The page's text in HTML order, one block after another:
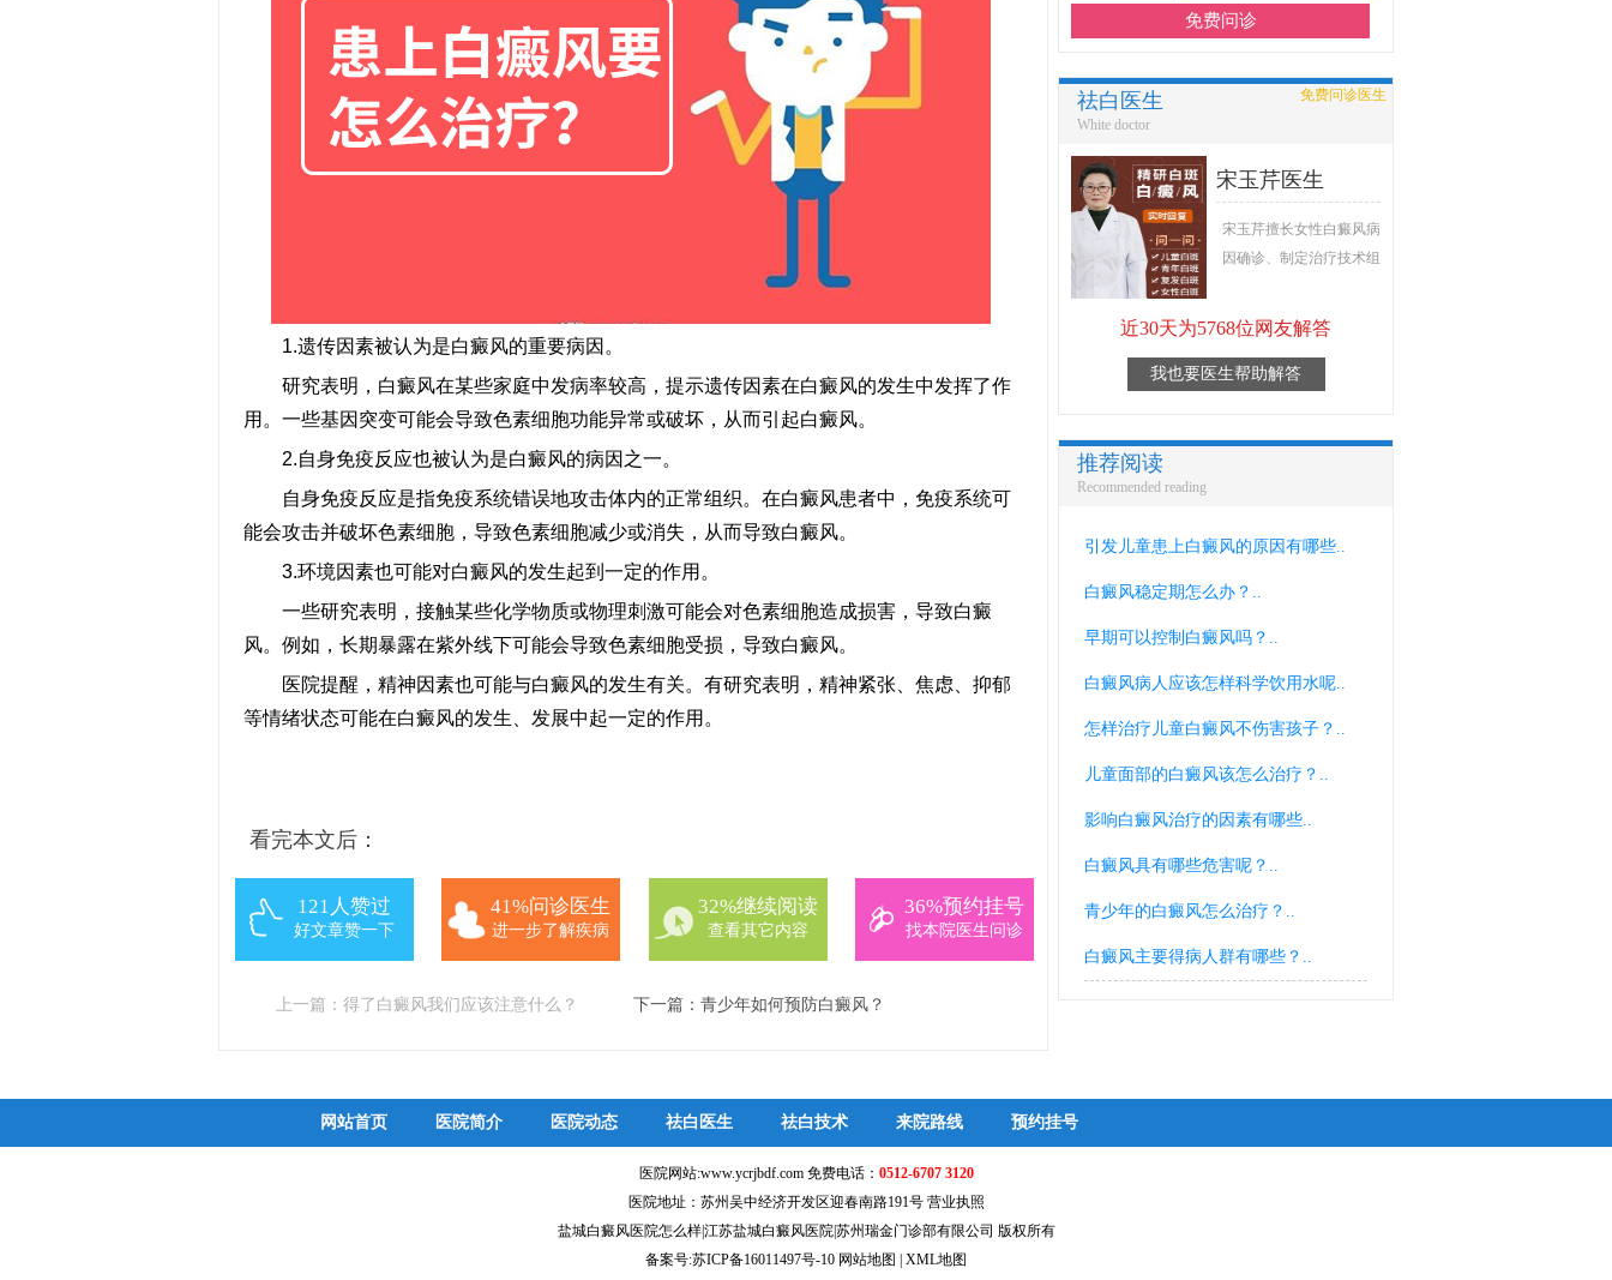
1.遗传因素被认为是白癜风的重要病因。
研究表明，白癜风在某些家庭中发病率较高，提示遗传因素在白癜风的发生中发挥了作
用。一些基因突变可能会导致色素细胞功能异常或破坏，从而引起白癜风。
2.自身免疫反应也被认为是白癜风的病因之一。
自身免疫反应是指免疫系统错误地攻击体内的正常组织。在白癜风患者中，免疫系统可
能会攻击并破坏色素细胞，导致色素细胞减少或消失，从而导致白癜风。
3.环境因素也可能对白癜风的发生起到一定的作用。
一些研究表明，接触某些化学物质或物理刺激可能会对色素细胞造成损害，导致白癜
风。例如，长期暴露在紫外线下可能会导致色素细胞受损，导致白癜风。
医院提醒，精神因素也可能与白癜风的发生有关。有研究表明，精神紧张、焦虑、抑郁
等情绪状态可能在白癜风的发生、发展中起一定的作用。
看完本文后：
121人赞过
好文章赞一下
41%问诊医生
进一步了解疾病
32%继续阅读
查看其它内容
36%预约挂号
找本院医生问诊
上一篇： 得了白癜风我们应该注意什么？ 下一篇： 青少年如何预防白癜风？
免费问诊
祛白医生
White doctor
免费问诊医生
宋玉芹医生
宋玉芹擅长女性白癜风病
因确诊、制定治疗技术组
近30天为5768位网友解答
我也要医生帮助解答
推荐阅读
Recommended reading
引发儿童患上白癜风的原因有哪些..
白癜风稳定期怎么办？..
早期可以控制白癜风吗？..
白癜风病人应该怎样科学饮用水呢..
怎样治疗儿童白癜风不伤害孩子？..
儿童面部的白癜风该怎么治疗？..
影响白癜风治疗的因素有哪些..
白癜风具有哪些危害呢？..
青少年的白癜风怎么治疗？..
白癜风主要得病人群有哪些？..
网站首页 医院简介 医院动态 祛白医生 祛白技术 来院路线 预约挂号
医院网站:www.ycrjbdf.com 免费电话： 0512-6707 3120
医院地址：苏州吴中经济开发区迎春南路191号 营业执照
盐城白癜风医院怎么样|江苏盐城白癜风医院|苏州瑞金门诊部有限公司 版权所有
备案号:苏ICP备16011497号-10 网站地图 XML地图